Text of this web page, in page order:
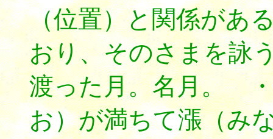
（位置）と関係があ
おり、そのさまを詠
渡った月。名月。
お）が満ちて漲（み